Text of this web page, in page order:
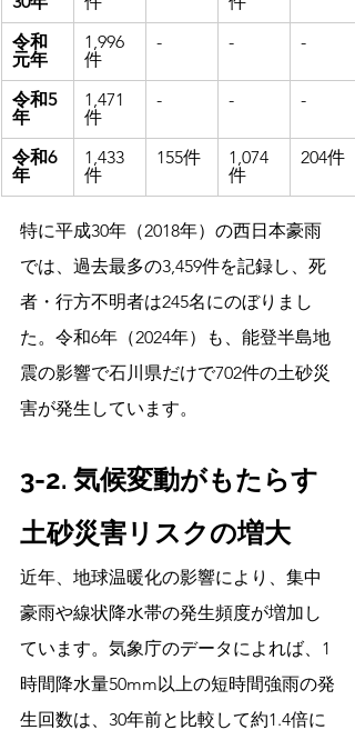
令和
元年
1,996
件
- - -
令和5
年
1,471
件
- - -
令和6
年
1,433
件
155件
1,074
件
204件
特に平成30年（2018年）の西日本豪雨
では、過去最多の3,459件を記録し、死
者・行方不明者は245名にのぼりまし
た。令和6年（2024年）も、能登半島地
震の影響で石川県だけで702件の土砂災
害が発生しています。
3-2. 気候変動がもたらす
土砂災害リスクの増大
近年、地球温暖化の影響により、集中
豪雨や線状降水帯の発生頻度が増加し
ています。気象庁のデータによれば、1
時間降水量50mm以上の短時間強雨の発
生回数は、30年前と比較して約1.4倍に